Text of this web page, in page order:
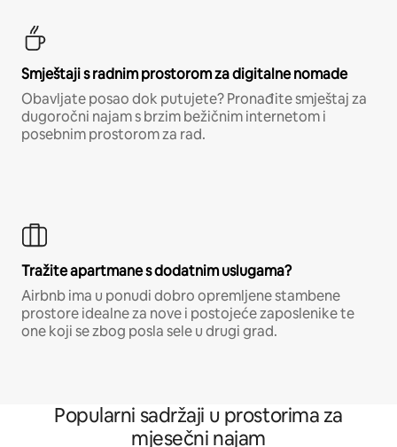
Smještaji s radnim prostorom za digitalne nomade
Obavljate posao dok putujete? Pronađite smještaj za
dugoročni najam s brzim bežičnim internetom i
posebnim prostorom za rad.
Tražite apartmane s dodatnim uslugama?
Airbnb ima u ponudi dobro opremljene stambene
prostore idealne za nove i postojeće zaposlenike te
one koji se zbog posla sele u drugi grad.
Popularni sadržaji u prostorima za
mjesečni najam